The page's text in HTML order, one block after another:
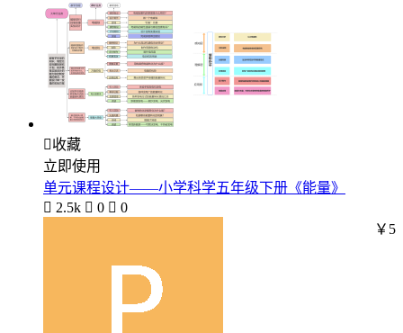
收藏
立即使用
单元课程设计——小学科学五年级下册《能量》
 2.5k  0  0
￥5